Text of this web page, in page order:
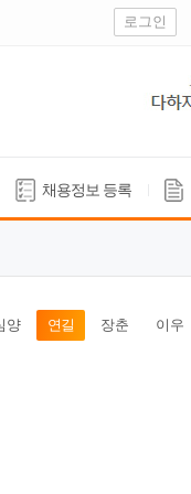
로그인
채용정보 등록
양 연길 장춘 이우